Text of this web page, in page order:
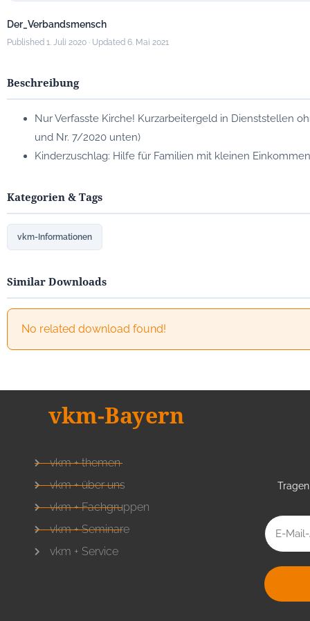
Der_Verbandsmensch
Published 1. Juli 2020 · Updated 6. Mai 2021
Beschreibung
Nur Verfasste Kirche! Kurzarbeitergeld in Dienststellen
und Nr. 7/2020 unten)
Kinderzuschlag: Hilfe für Familien mit kleinen
Kategorien & Tags
vkm-Informationen
Similar Downloads
No related download found!
vkm-Bayern
vkm + themen
vkm + über uns
vkm + Fachgruppen
vkm + Seminare
vkm + Service